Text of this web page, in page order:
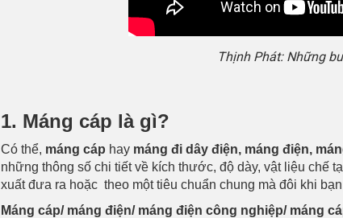
Thịnh Phát: Những
1. Máng cáp là gì?
Có thể, máng cáp haymáng đi dây điện, máng điện,
những thông số chi tiết về kích thước, độ dày, vật liệu chế
xuất đưa ra hoặc theo một tiêu chuẩn chung mà đôi khi
Máng cáp/ máng điện/ máng điện công nghiệp/ máng